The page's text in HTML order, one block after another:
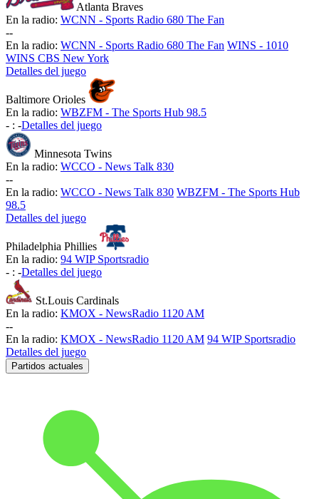
Atlanta Braves
En la radio: WCNN - Sports Radio 680 The Fan
--
En la radio: WCNN - Sports Radio 680 The Fan WINS - 1010
WINS CBS New York
Detalles del juego
Baltimore Orioles
En la radio: WBZFM - The Sports Hub 98.5
- : -Detalles del juego
Minnesota Twins
En la radio: WCCO - News Talk 830
--
En la radio: WCCO - News Talk 830 WBZFM - The Sports Hub
98.5
Detalles del juego
Philadelphia Phillies
En la radio: 94 WIP Sportsradio
- : -Detalles del juego
St.Louis Cardinals
En la radio: KMOX - NewsRadio 1120 AM
--
En la radio: KMOX - NewsRadio 1120 AM 94 WIP Sportsradio
Detalles del juego
Partidos actuales